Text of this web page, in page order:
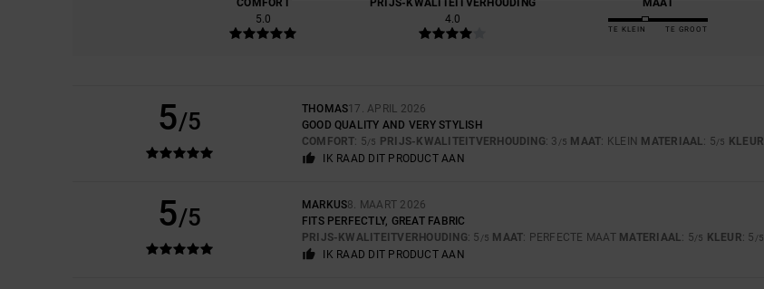
COMFORT
5.0
PRIJS-KWALITEITVERHOUDING
4.0
MAAT
TE KLEIN TE GROOT
5/5 THOMAS17. APRIL 2026
GOOD QUALITY AND VERY STYLISH
COMFORT: 5/5 PRIJS-KWALITEITVERHOUDING: 3 /5 MAAT: KLEIN MATERIAAL: 5/5 KLEUR
IK RAAD DIT PRODUCT AAN
5/5 MARKUS8. MAART 2026
FITS PERFECTLY, GREAT FABRIC
PRIJS-KWALITEITVERHOUDING: 5 /5 MAAT: PERFECTE MAAT MATERIAAL: 5/5 KLEUR: 5 /5
IK RAAD DIT PRODUCT AAN